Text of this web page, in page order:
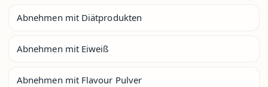
Abnehmen mit Diätprodukten
Abnehmen mit Eiweiß
Abnehmen mit Flavour Pulver